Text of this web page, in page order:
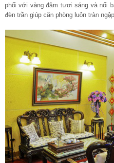
phối với vàng đậm tươi sáng và nổi
đèn trần giúp căn phòng luôn tràn